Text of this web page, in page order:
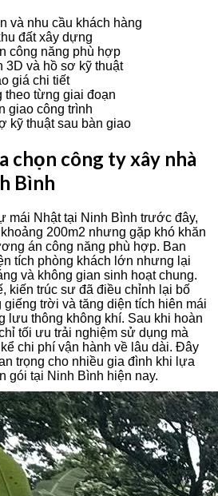
và nhu cầu khách hàng
đất xây dựng
công năng phù hợp
3D và hồ sơ kỹ thuật
giá chi tiết
theo từng giai đoạn
giao công trình
kỹ thuật sau bàn giao
chọn công ty xây nhà
Bình
mái Nhật tại Ninh Bình trước đây,
200m2 nhưng gặp khó khăn
án công năng phù hợp. Ban
tích phòng khách lớn nhưng lại
và không gian sinh hoạt chung.
kiến trúc sư đã điều chỉnh lại bố
giếng trời và tăng diện tích hiên mái
lưu thông không khí. Sau khi hoàn
tối ưu trải nghiệm sử dụng mà
chi phí vận hành về lâu dài. Đây
trọng cho nhiều gia đình khi lựa
gói tại Ninh Bình hiện nay.